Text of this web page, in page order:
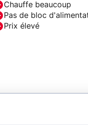
Chauffe beaucoup
Pas de bloc
Prix élevé